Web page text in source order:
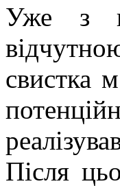
Уже з
свистка
Після